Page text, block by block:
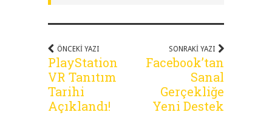
ÖNCEKI YAZI
PlayStation
VR Tanıtım
Tarihi
Açıklandı!
SONRAKI YAZI
Facebook’tan
Sanal
Gerçekliğe
Yeni Destek